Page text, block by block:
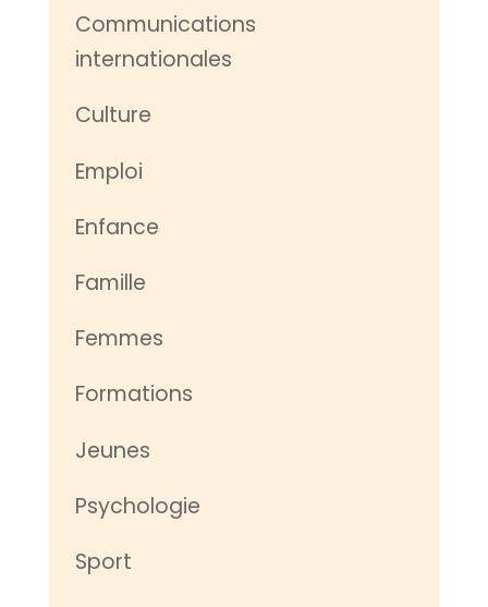
Communications
internationales
Culture
Emploi
Enfance
Famille
Femmes
Formations
Jeunes
Psychologie
Sport